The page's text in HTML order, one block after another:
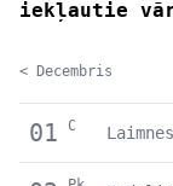
iekļautie
< Decembris
01 C